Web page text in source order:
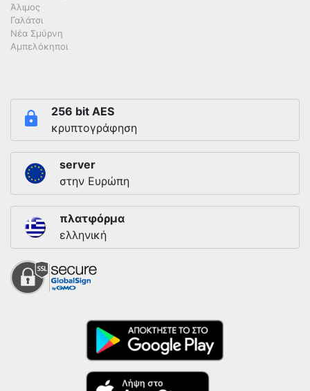
Άλιμος
Γαλάτσι
Νέα Σμύρνη
Αμπελόκηποι
256 bit AES
κρυπτογράφηση
server
στην Ευρώπη
πλατφόρμα
ελληνική